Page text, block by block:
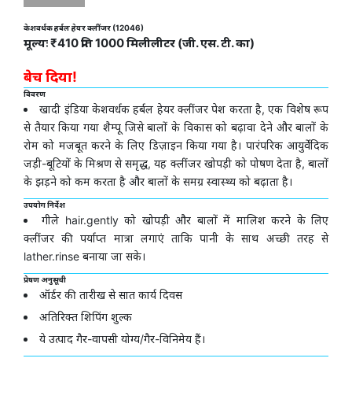
केशवर्धक हर्बल हेयर क्लींजर (12046)
मूल्यः ₹410 प्रति 1000 मिलीलीटर (जी. एस. टी. का)
बेच दिया!
विवरण
खादी इंडिया केशवर्धक हर्बल हेयर क्लींजर पेश करता है, एक विशेष रूप
से तैयार किया गया शैम्पू जिसे बालों के विकास को बढ़ावा देने और बालों के
रोम को मजबूत करने के लिए डिज़ाइन किया गया है। पारंपरिक आयुर्वेदिक
जड़ी-बूटियों के मिश्रण से समृद्ध, यह क्लींजर खोपड़ी को पोषण देता है, बालों
के झड़ने को कम करता है और बालों के समग्र स्वास्थ्य को बढ़ाता है।
उपयोग निर्देश
गीले hair.gently को खोपड़ी और बालों में मालिश करने के लिए
क्लींजर की पर्याप्त मात्रा लगाएं ताकि पानी के साथ अच्छी तरह से
lather.rinse बनाया जा सके।
प्रेषण अनुसूची
ऑर्डर की तारीख से सात कार्य दिवस
अतिरिक्त शिपिंग शुल्क
ये उत्पाद गैर-वापसी योग्य/गैर-विनिमेय हैं।